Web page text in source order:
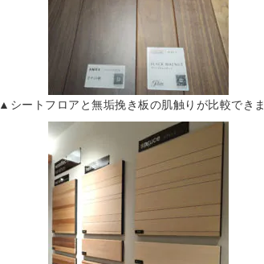
▲シートフロアと無垢挽き板の肌触りが比較でき